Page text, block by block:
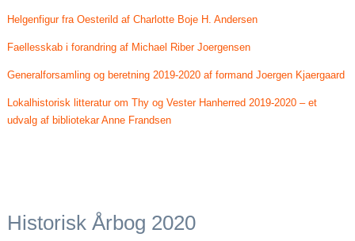
Helgenfigur fra Oesterild af Charlotte Boje H. Andersen
Faellesskab i forandring af Michael Riber Joergensen
Generalforsamling og beretning 2019-2020 af formand Joergen Kjaergaard
Lokalhistorisk litteratur om Thy og Vester Hanherred 2019-2020 – et
udvalg af bibliotekar Anne Frandsen
Historisk Årbog 2020